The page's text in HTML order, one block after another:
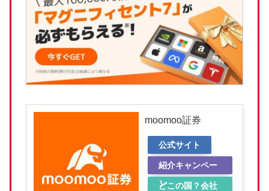
moomoo証券
公式サイト
紹介キャンペー
ン
どこの国？会社